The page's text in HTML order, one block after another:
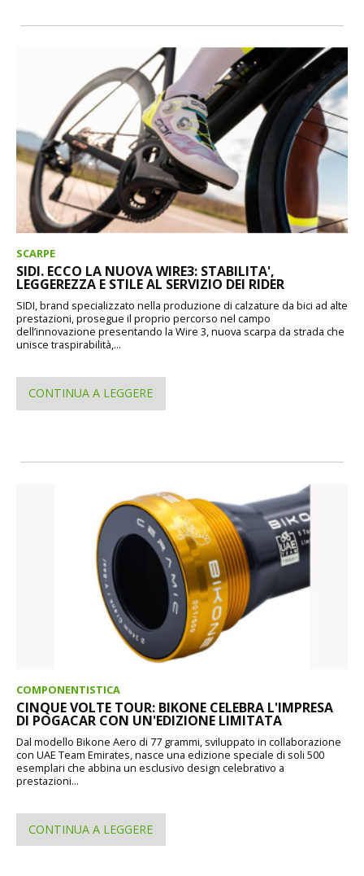
SCARPE
SIDI. ECCO LA NUOVA WIRE3: STABILITA',
LEGGEREZZA E STILE AL SERVIZIO DEI RIDER
SIDI, brand specializzato nella produzione di calzature da bici ad alte
prestazioni, prosegue il proprio percorso nel campo
dell’innovazione presentando la Wire 3, nuova scarpa da strada che
unisce traspirabilità,...
CONTINUA A LEGGERE
COMPONENTISTICA
CINQUE VOLTE TOUR: BIKONE CELEBRA L'IMPRESA
DI POGACAR CON UN'EDIZIONE LIMITATA
Dal modello Bikone Aero di 77 grammi, sviluppato in collaborazione
con UAE Team Emirates, nasce una edizione speciale di soli 500
esemplari che abbina un esclusivo design celebrativo a
prestazioni...
CONTINUA A LEGGERE